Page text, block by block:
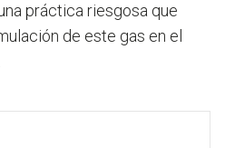
práctica riesgosa que
de este gas en el